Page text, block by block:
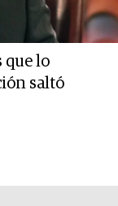
que lo
saltó